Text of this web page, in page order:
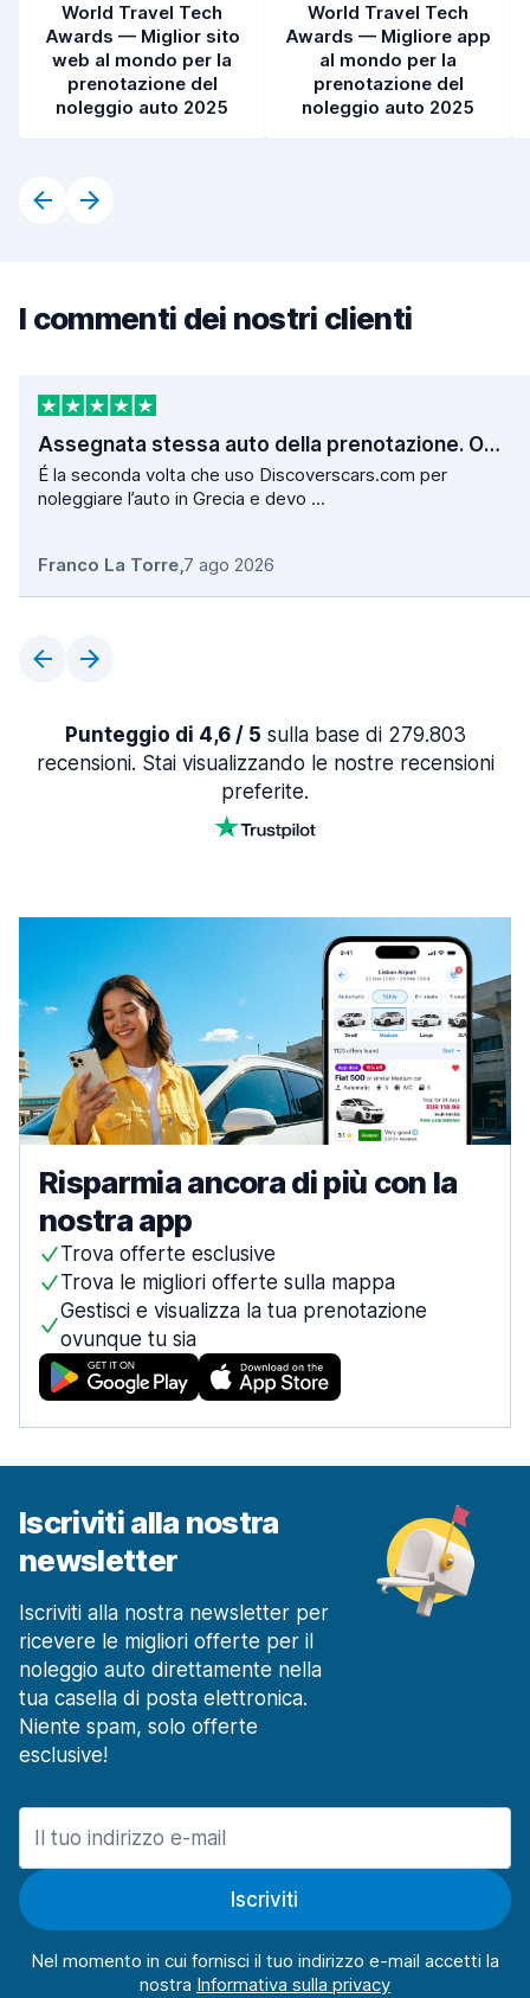
World Travel Tech
Awards — Miglior sito
web al mondo per la
prenotazione del
noleggio auto 2025
World Travel Tech
Awards — Migliore app
al mondo per la
prenotazione del
noleggio auto 2025
I commenti dei nostri clienti
Assegnata stessa auto della prenotazione. Operazioni di ritiro e consegna velocissime.
É la seconda volta che uso Discoverscars.com per
noleggiare l’auto in Grecia e devo ...
Franco La Torre,7 ago 2026
Punteggio di 4,6 / 5 sulla base di 279.803
recensioni. Stai visualizzando le nostre recensioni
preferite.
Risparmia ancora di più con la
nostra app
Trova offerte esclusive
Trova le migliori offerte sulla mappa
Gestisci e visualizza la tua prenotazione
ovunque tu sia
Iscriviti alla nostra
newsletter
Iscriviti alla nostra newsletter per
ricevere le migliori offerte per il
noleggio auto direttamente nella
tua casella di posta elettronica.
Niente spam, solo offerte
esclusive!
Iscriviti
Nel momento in cui fornisci il tuo indirizzo e-mail accetti la
nostra